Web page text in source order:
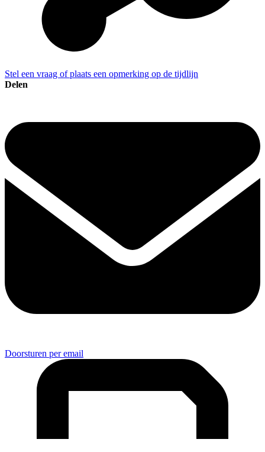
Stel een vraag of plaats een opmerking op de tijdlijn
Delen
Doorsturen per email